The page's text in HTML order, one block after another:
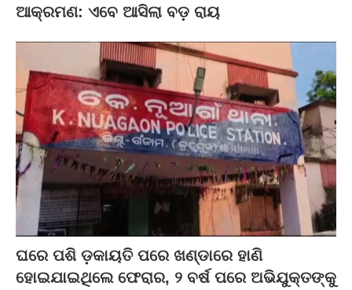
ଆକ୍ରମଣ: ଏବେ ଆସିଲା ବଡ଼ ରାୟ
ଘରେ ପଶି ଡ଼କାୟତି ପରେ ଖଣ୍ଡାରେ ହାଣି
ହୋଇଯାଇଥିଲେ ଫେରାର, ୨ ବର୍ଷ ପରେ ଅଭିଯୁକ୍ତଙ୍କୁ